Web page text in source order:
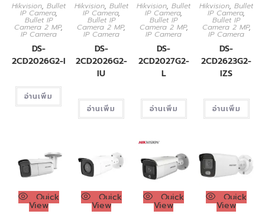
Hikvision, Bullet
IP Camera,
Bullet IP
Camera 2 MP,
IP Camera
DS-
2CD2026G2-I
อ่านเพิ่ม
Hikvision, Bullet
IP Camera,
Bullet IP
Camera 2 MP,
IP Camera
DS-
2CD2026G2-
IU
อ่านเพิ่ม
Hikvision,Bullet
IP Camera,
Bullet IP
Camera 2 MP,
IP Camera
DS-
2CD2027G2-
L
อ่านเพิ่ม
Hikvision,Bullet
IP Camera,
Bullet IP
Camera 2 MP,
IP Camera
DS-
2CD2623G2-
IZS
อ่านเพิ่ม
Quick
View
Quick
View
Quick
View
Quick
View